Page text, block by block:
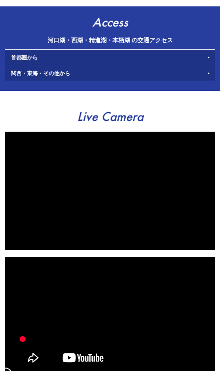
Access
河口湖・西湖・精進湖・本栖湖 の交通アクセス
首都圏から
関西・東海・その他から
Live Camera